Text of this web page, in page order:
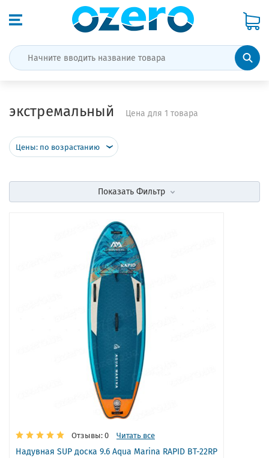
экстремальный Цена для 1 товара
Цены: по возрастанию
ПоказатьФильтр
Отзывы: 0 Читать все
Надувная SUP доска 9.6 Aqua Marina RAPID BT-22RP